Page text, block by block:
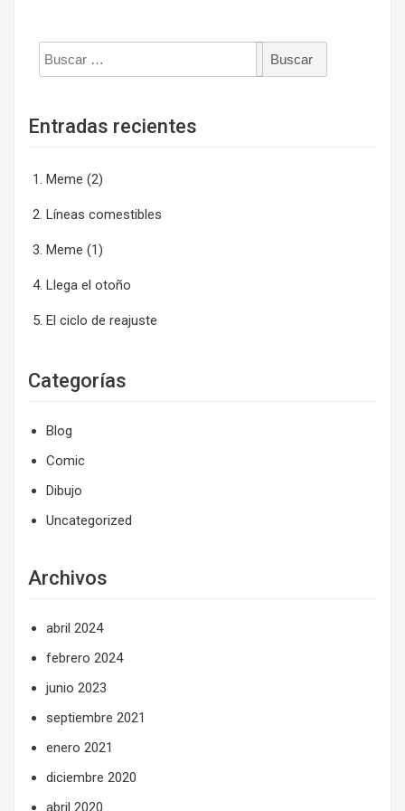
Buscar:
Entradas recientes
Meme (2)
Líneas comestibles
Meme (1)
Llega el otoño
El ciclo de reajuste
Categorías
Blog
Comic
Dibujo
Uncategorized
Archivos
abril 2024
febrero 2024
junio 2023
septiembre 2021
enero 2021
diciembre 2020
abril 2020